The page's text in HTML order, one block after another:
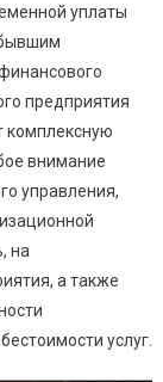
уплаты
предприятия
комплексную
внимание
управления,
на
а также
услуг.